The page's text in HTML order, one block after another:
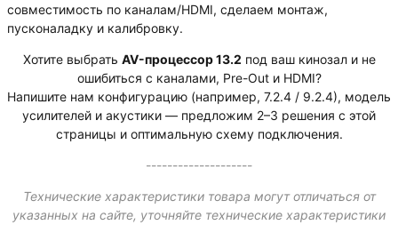
совместимость по каналам/HDMI, сделаем монтаж,
пусконаладку и калибровку.
Хотите выбрать AV-процессор 13.2 под ваш кинозал и не
ошибиться с каналами, Pre-Out и HDMI?
Напишите нам конфигурацию (например, 7.2.4 / 9.2.4), модель
усилителей и акустики — предложим 2–3 решения с этой
страницы и оптимальную схему подключения.
--------------------
Технические характеристики товара могут отличаться от
указанных на сайте, уточняйте технические характеристики